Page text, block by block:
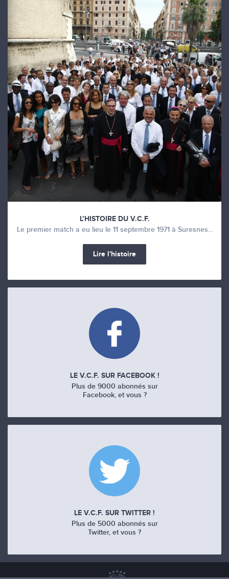
L’HISTOIRE DU V.C.F.
Le premier match a eu lieu le 11 septembre 1971 à Suresnes...
Lire l'histoire
LE V.C.F. SUR FACEBOOK !
Plus de 9000 abonnés sur
Facebook, et vous ?
LE V.C.F. SUR TWITTER !
Plus de 5000 abonnés sur
Twitter, et vous ?